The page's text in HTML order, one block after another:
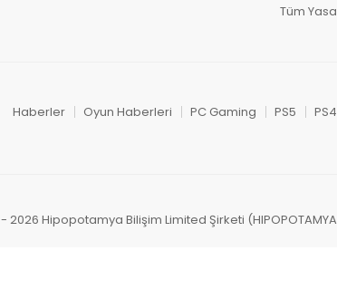
Tüm
Haberler Oyun Haberleri PC Gaming PS5 PS4
Hipopotamya Bilişim Limited Şirketi (HIPOPOTAMYA